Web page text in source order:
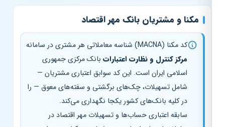
مکنا و مشتریان بانک مهر اقتصاد
کد مکنا (MACNA) شناسه معاملاتی هر مشتری در سامانه
مرکز کنترل و نظارت اعتباراتبانک مرکزی جمهوری
اسلامی ایران است. این کد سوابق اعتباری مشتریان —
شامل تسهیلات، چک‌های برگشتی و سفته‌های معوق — را
در کلیه بانک‌های کشور یکجا نگهداری می‌کند.
سابقه اعتباری حساب‌ها و تسهیلات مهر اقتصاد در